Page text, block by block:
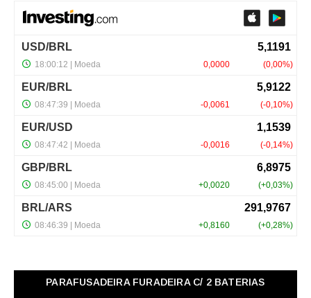
PARAFUSADEIRA FURADEIRA C/ 2 BATERIAS